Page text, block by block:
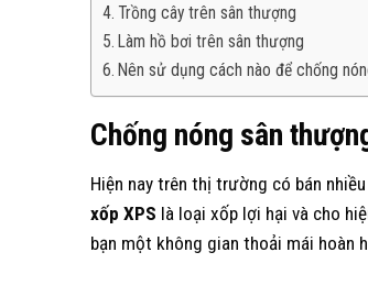
Trồng cây trên sân thượng
Làm hồ bơi trên sân thượng
Nên sử dụng cách nào để chống
Chống nóng sân
Hiện nay trên thị trường có bán
xốp XPS là loại xốp lợi hại và cho
bạn một không gian thoải mái hoàn